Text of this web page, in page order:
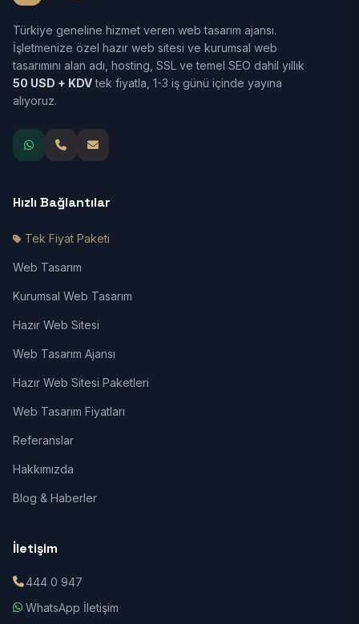
Türkiye geneline hizmet veren web tasarım ajansı.
İşletmenize özel hazır web sitesi ve kurumsal web
tasarımını alan adı, hosting, SSL ve temel SEO dahil yıllık
50 USD + KDVtek fiyatla, 1-3 iş günü içinde yayına
alıyoruz.
Hızlı Bağlantılar
Tek Fiyat Paketi
Web Tasarım
Kurumsal Web Tasarım
Hazır Web Sitesi
Web Tasarım Ajansı
Hazır Web Sitesi Paketleri
Web Tasarım Fiyatları
Referanslar
Hakkımızda
Blog & Haberler
İletişim
444 0 947
WhatsApp İletişim